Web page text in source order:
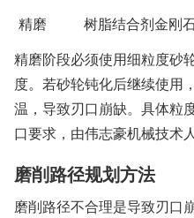
精磨 树脂结合剂金刚
精磨阶段必须使用细粒度砂
度。若砂轮钝化后继续使用
温，导致刃口崩缺。具体粒
口要求，由伟志豪机械技术
磨削路径规划方法
磨削路径不合理是导致刃口